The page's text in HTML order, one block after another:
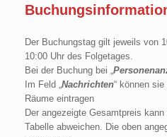
Der Buchungstag gilt jeweils von
10:00 Uhr des Folgetages.
Bei der Buchung bei „
Im Feld „Nachrichten“ können
Räume eintragen
Der angezeigte Gesamtpreis
Tabelle abweichen. Die oben